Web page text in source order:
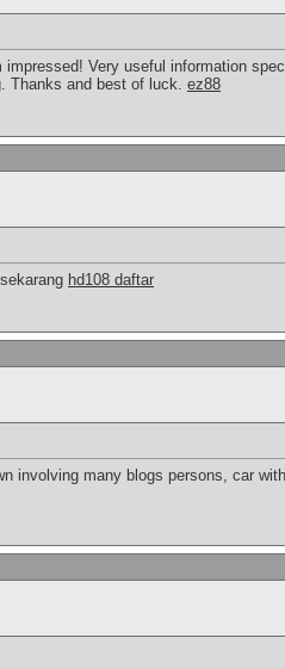
Very useful information
Thanks and best of luck. ez88
hd108 daftar
involving many blogs persons, car